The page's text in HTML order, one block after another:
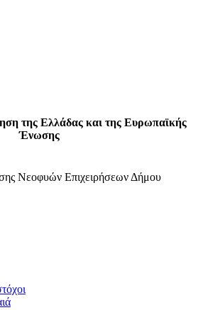
της Ελλάδας και της Ευρωπαϊκής
Ένωσης
Νεοφυών Επιχειρήσεων Δήμου